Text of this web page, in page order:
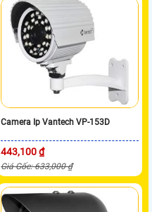
Camera Ip Vantech VP-153D
443,100 ₫
Giá Gốc: 633,000 ₫